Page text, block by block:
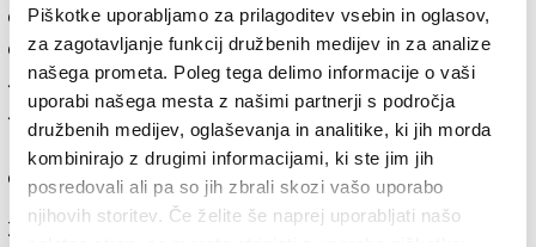
Piškotke uporabljamo za prilagoditev vsebin in oglasov,
za zagotavljanje funkcij družbenih medijev in za analize
našega prometa. Poleg tega delimo informacije o vaši
uporabi našega mesta z našimi partnerji s področja
družbenih medijev, oglaševanja in analitike, ki jih morda
kombinirajo z drugimi informacijami, ki ste jim jih
posredovali ali pa so jih zbrali skozi vašo uporabo
njihovih storitev. Če želite še naprej uporabljati našo
občinskega upravitelja v Dolini, so jame privlačile že v
otroštvu. Leta 1976 je pripomogel k ustanovitvi
Jamarskega odseka pri SPDT, ki je navezal stike tudi z
Jamarsko zvezo Slovenije in do danes v njen kataster
prispeval dokumentacijo o več kot 500 novih jamah na
ozemlju Republike Slovenije.
Za branje in pisanje komentarjevje potrebna prijava